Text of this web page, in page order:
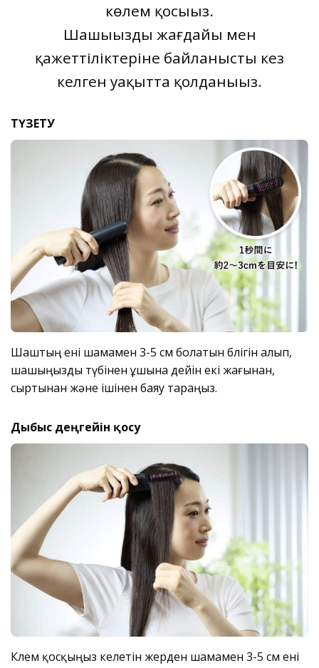
көлем қосыңыз.
Шашыңыздың жағдайы мен
қажеттіліктеріне байланысты кез
келген уақытта қолданыңыз.
ТҮЗЕТУ
Шаштың ені шамамен 3-5 см болатын бөлігін алып,
шашыңызды түбінен ұшына дейін екі жағынан,
сыртынан және ішінен баяу тараңыз.
Дыбыс деңгейін қосу
Көлем қосқыңыз келетін жерден шамамен 3-5 см ені